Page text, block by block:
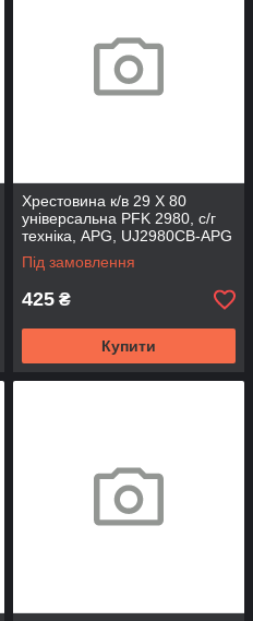
Хрестовина к/в 29 X 80
універсальна PFK 2980, с/г
техніка, APG, UJ2980CB-APG
(APG)
Під замовлення
425 ₴
Купити